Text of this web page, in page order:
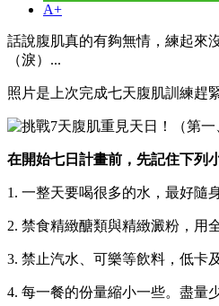
A+
話說腹肌真的有夠無情，練起來
（淚）...
照片是上次完成七天腹肌訓練趕
在開始七日計畫前，先記住下列
1. 一整天要喝很多的水，最好隨
2. 禁食精緻醣類與精緻澱粉，用
3. 禁止汽水、可樂等飲料，低卡
4. 每一餐的份量縮小一些。盡量